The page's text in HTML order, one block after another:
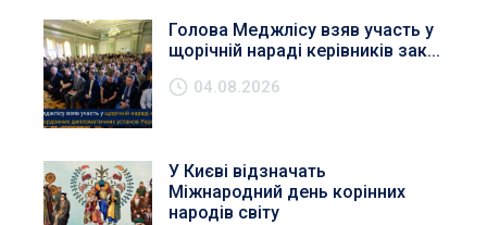
Голова Меджлісу взяв участь у
щорічній нараді керівників зак...
04.08.2026
У Києві відзначать
Міжнародний день корінних
народів світу